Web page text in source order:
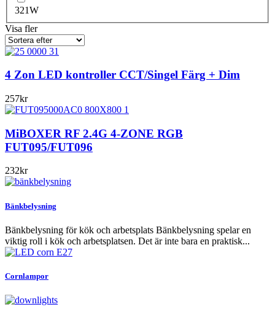
321W
Visa fler
4 Zon LED kontroller CCT/Singel Färg + Dim
257kr
MiBOXER RF 2.4G 4-ZONE RGB
FUT095/FUT096
232kr
Bänkbelysning
Bänkbelysning för kök och arbetsplats Bänkbelysning spelar en
viktig roll i kök och arbetsplatsen. Det är inte bara en praktisk...
Cornlampor